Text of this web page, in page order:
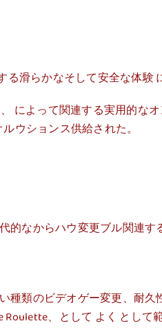
滑らかなそして安全な体験
によって関連する実用的な
ウションス供給された。
なからハウ変更ブル関連す
類のビデオゲー変更、耐
、として よく として